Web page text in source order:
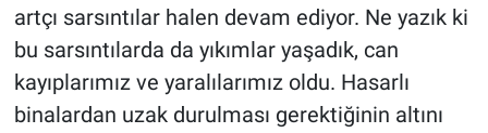
artçı sarsıntılar halen devam ediyor. Ne yazık ki
bu sarsıntılarda da yıkımlar yaşadık, can
kayıplarımız ve yaralılarımız oldu. Hasarlı
binalardan uzak durulması gerektiğinin altını